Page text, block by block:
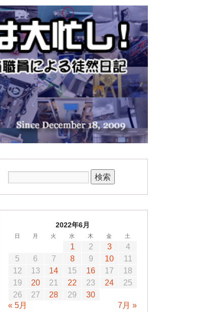
2022年6月
日 月 火 水 木 金 土
1 2 3
4
5
6 7 8 9 10
11
12
13 14 15 16 17
18
19
20 21 22 23 24
25
26
27 28 29
30
« 5月
7月 »